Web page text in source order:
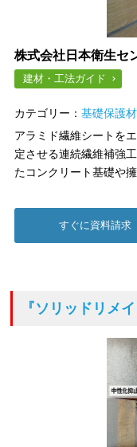
株式会社日本衛生セ
建材・工法ガイド
カテゴリー：基礎保護材
アラミド繊維シートを
定させる連続繊維補強
たコンクリート基礎や
すぐに資料請求
『ソリッドリメ